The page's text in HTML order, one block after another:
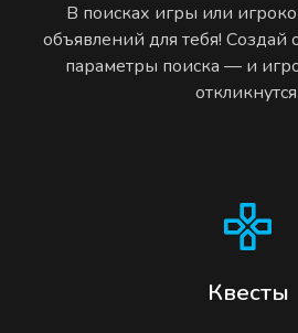
В поисках игры или
объявлений для тебя! Создай
параметры поиска — и
откликнутся.
Квесты